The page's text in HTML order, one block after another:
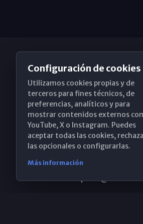
Obispado de
Santa María, 18-20.
(+34) 952 224 386
Configuración de cookies
Utilizamos cookies propias y de
terceros para fines técnicos, de
preferencias, analíticos y para
mostrar contenidos externos
YouTube, X o Instagram. Puedes
aceptar todas las cookies,
las opcionales o configurarlas.
Más información